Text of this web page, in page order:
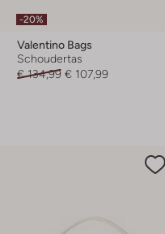
-20%
Valentino Bags
Schoudertas
€ 134,99 € 107,99